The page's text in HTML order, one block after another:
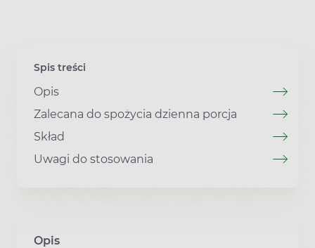
Spis treści
Opis
Zalecana do spożycia dzienna porcja
Skład
Uwagi do stosowania
Opis